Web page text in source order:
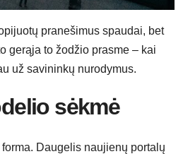
pranešimus spaudai, bet
gerąja to žodžio prasme – kai
už savininkų nurodymus.
sėkmė
Daugelis naujienų portalų